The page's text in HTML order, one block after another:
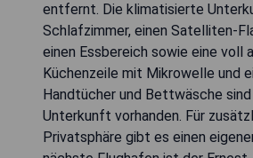
entfernt. Die klimatisierte
Schlafzimmer, einen Satelliten-
einen Essbereich sowie eine
Küchenzeile mit Mikrowelle und
Handtücher und Bettwäsche
Unterkunft vorhanden. Für
Privatsphäre gibt es einen